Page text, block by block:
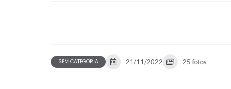
SEM CATEGORIA 21/11/2022 25 fotos